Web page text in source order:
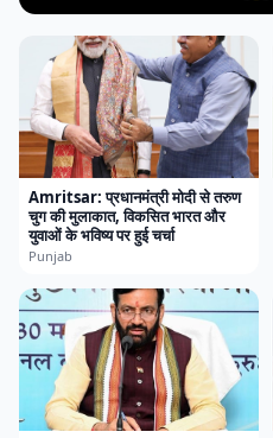
Amritsar: प्रधानमंत्री मोदी से तरुण
चुग की मुलाकात, विकसित भारत और
युवाओं के भविष्य पर हुई चर्चा
Punjab